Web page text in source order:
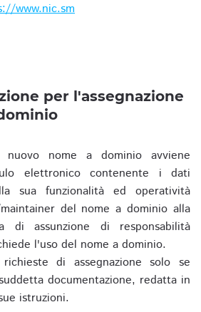
www.nic.sm
per l'assegnazione
nome a dominio avviene
elettronico contenente i dati
sua funzionalità ed operatività
del nome a dominio alla
assunzione di responsabilità
l'uso del nome a dominio.
di assegnazione solo se
documentazione, redatta in
istruzioni.